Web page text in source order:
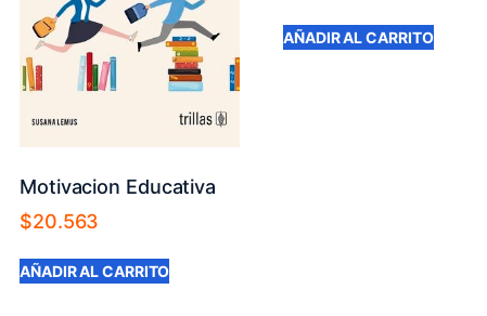
Motivacion Educativa
$20.563
AÑADIR AL CARRITO
AÑADIR AL CARRITO